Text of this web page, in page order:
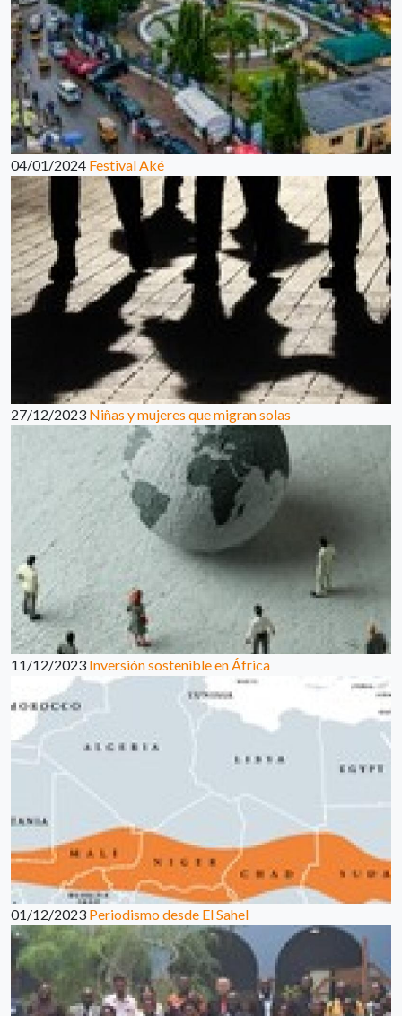
04/01/2024 Festival Aké
27/12/2023 Niñas y mujeres que migran solas
11/12/2023 Inversión sostenible en África
01/12/2023 Periodismo desde El Sahel